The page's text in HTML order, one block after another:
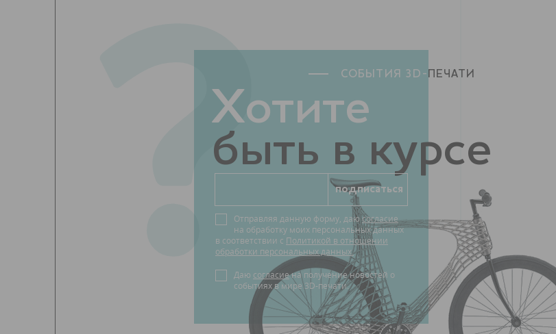
?
Хотите
быть в курсе
СОБЫТИЯ 3D- ПЕЧАТИ
Отправляя данную форму, даюсогласие
на обработку моих персональных данных
в соответствии с Политикой в отношении
обработки персональных данных.
Даю согласиена получение новостей о
событиях в мире 3D-печати.